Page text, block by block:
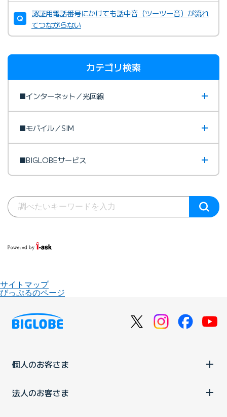
認証用電話番号にかけても話中音（ツーツー音）が流れ
てつながらない
カテゴリ検索
■インターネット／光回線
■モバイル／SIM
■BIGLOBEサービス
サイトマップ
びっぷるのページ
個人のお客さま
法人のお客さま